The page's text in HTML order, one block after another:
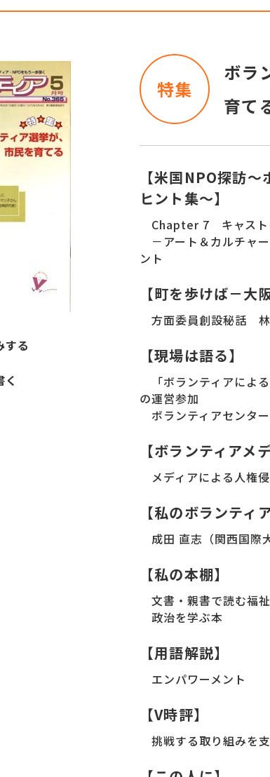
する
特集
ボラ
育て
【米国NPO探訪
ヒント集～】
Chapter 7 キャスト
－アート＆カルチャ
ント
【町を歩けば－大
方面委員創設秘話
【現場は語る】
「ボランティアによ
の運営参加
ボランティアセンタ
【ボランティアメ
メディアによる人権
【私のボランティ
成田 直志（関西国際大
【私の本棚】
文書・親書で読む福
政治を学ぶ本
【用語解説】
エンパワーメント
【V時評】
挑戦する取り組みを